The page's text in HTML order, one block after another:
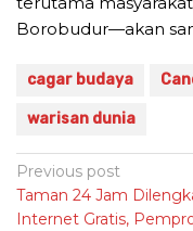
Borobudur—akan
cagar budaya
warisan dunia
Post
navigation
Previous post
Taman 24 Jam
Internet Gratis,